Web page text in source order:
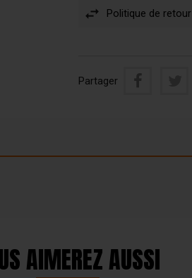
Politique de retour
Partager
AIMEREZ AUSSI